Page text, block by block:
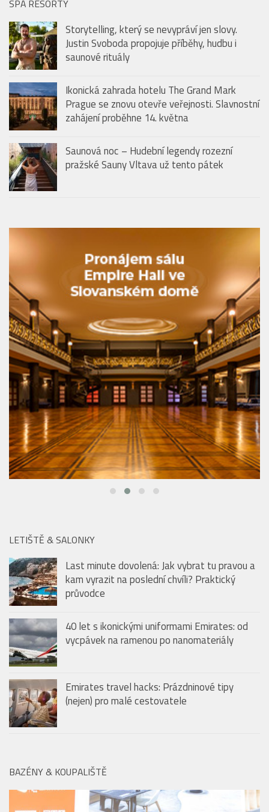
SPA RESORTY
Storytelling, který se nevypráví jen slovy.
Justin Svoboda propojuje příběhy, hudbu i
saunové rituály
Ikonická zahrada hotelu The Grand Mark
Prague se znovu otevře veřejnosti. Slavnostní
zahájení proběhne 14. května
Saunová noc – Hudební legendy rozezní
pražské Sauny Vltava už tento pátek
LETIŠTĚ & SALONKY
Last minute dovolená: Jak vybrat tu pravou a
kam vyrazit na poslední chvíli? Praktický
průvodce
40 let s ikonickými uniformami Emirates: od
vycpávek na ramenou po nanomateriály
Emirates travel hacks: Prázdninové tipy
(nejen) pro malé cestovatele
BAZÉNY & KOUPALIŠTĚ